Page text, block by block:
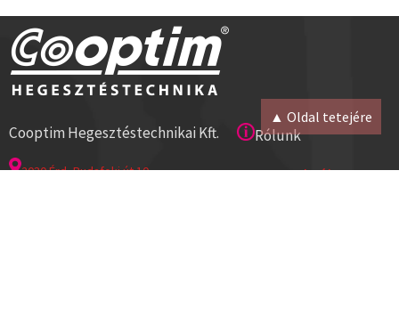
▲ Oldal tetejére
Cooptim Hegesztéstechnikai Kft.
2030 Érd, Budafoki út 10.
Rólunk
Magunkról